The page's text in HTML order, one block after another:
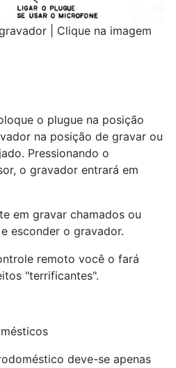
| Clique na imagem
o plugue na posição
na posição de gravar ou
Pressionando o
o gravador entrará em
em gravar chamados ou
esconder o gravador.
remoto você o fará
"terrificantes".
deve-se apenas